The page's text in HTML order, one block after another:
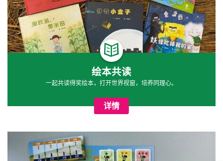
绘本共读
一起共读得奖绘本，打开世界视窗，培养同理心。
详情